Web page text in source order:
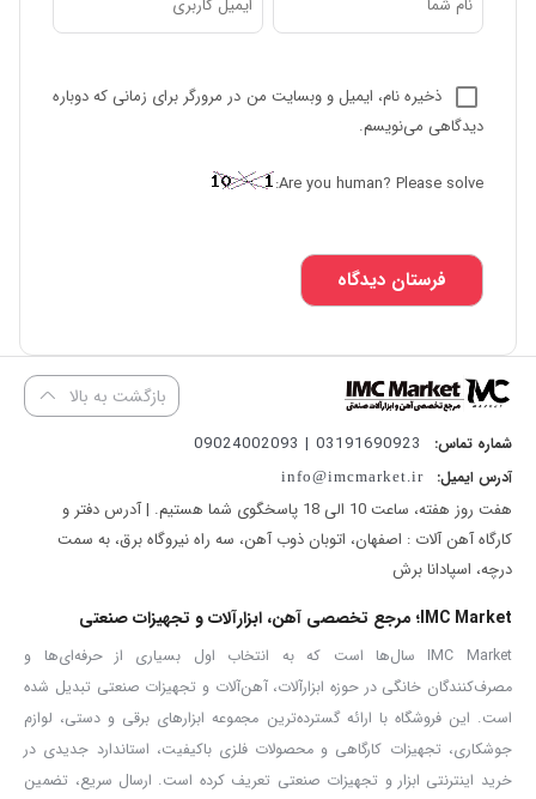
ذخیره نام، ایمیل و وبسایت من در مرورگر برای زمانی که دوباره
دیدگاهی می‌نویسم.
Are you human? Please solve:
بازگشت به بالا
شماره تماس: 03191690923 | 09024002093
آدرس ایمیل: info@imcmarket.ir
هفت روز هفته، ساعت 10 الی 18 پاسخگوی شما هستیم. | آدرس دفتر و
کارگاه آهن آلات : اصفهان، اتوبان ذوب آهن، سه راه نیروگاه برق، به سمت
درچه، اسپادانا برش
IMC Market؛ مرجع تخصصی آهن، ابزارآلات و تجهیزات صنعتی
IMC Market سال‌ها است که به انتخاب اول بسیاری از حرفه‌ای‌ها و
مصرف‌کنندگان خانگی در حوزه ابزارآلات، آهن‌آلات و تجهیزات صنعتی تبدیل شده
است. این فروشگاه با ارائه گسترده‌ترین مجموعه ابزارهای برقی و دستی، لوازم
جوشکاری، تجهیزات کارگاهی و محصولات فلزی باکیفیت، استاندارد جدیدی در
خرید اینترنتی ابزار و تجهیزات صنعتی تعریف کرده است. ارسال سریع، تضمین